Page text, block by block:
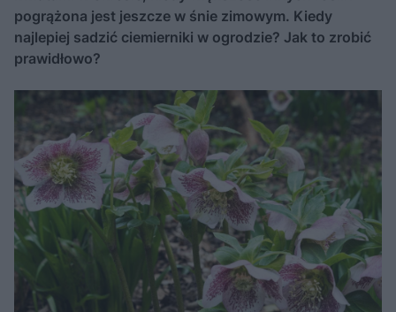
pogrążona jest jeszcze w śnie zimowym. Kiedy
najlepiej sadzić ciemierniki w ogrodzie? Jak to zrobić
prawidłowo?